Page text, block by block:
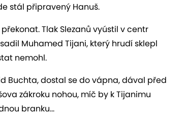
stál připravený Hanuš.
Tlak Slezanů vyústil v centr
Muhamed Tijani, který hrudí sklepl
nemohl.
Buchta, dostal se do vápna, dával před
zákroku nohou, míč by k Tijanimu
branku…